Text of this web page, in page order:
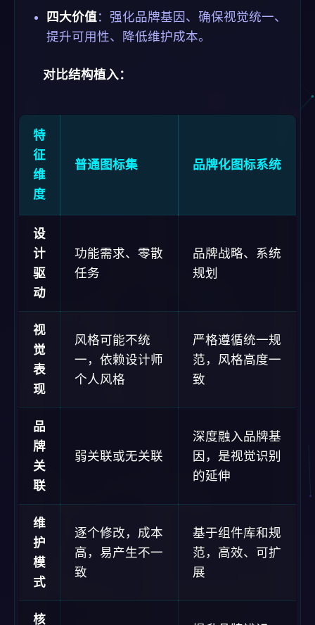
四大价值：强化品牌基因、确保视觉统一、
提升可用性、降低维护成本。
对比结构植入：
特
征
维
度
普通图标集 品牌化图标系统
设
计
驱
动
功能需求、零散
任务
品牌战略、系统
规划
视
觉
表
现
风格可能不统
一，依赖设计师
个人风格
严格遵循统一规
范，风格高度一
致
品
牌
关
联
弱关联或无关联
深度融入品牌基
因，是视觉识别
的延伸
维
护
模
式
逐个修改，成本
高，易产生不一
致
基于组件库和规
范，高效、可扩
展
核